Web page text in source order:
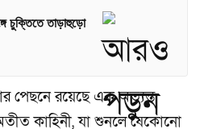
চুক্তিতে তাড়াহুড়ো
পেছনে রয়েছে এক অত্যন্ত
কাহিনী, যা শুনলে যেকোনো